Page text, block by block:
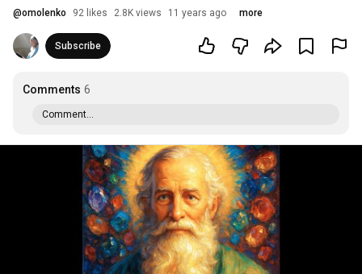
@omolenko 92 likes 2.8K views 11 years ago more
Subscribe
Comments 6
Comment...